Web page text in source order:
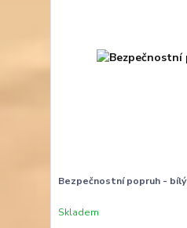
Bezpečnostní popruh - bílý
Skladem